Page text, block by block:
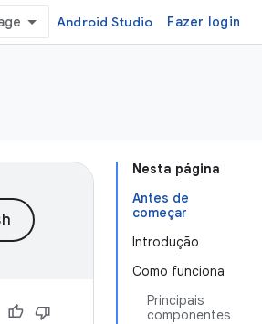
Android Studio Fazer login
Nesta página
Antes de
começar
Introdução
Como funciona
Principais
componentes